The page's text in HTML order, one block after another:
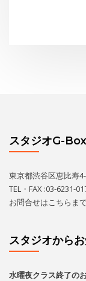
スタジオG-Box
東京都渋谷区恵比寿
TEL・FAX :03-6231-
お問合せはこちら ま
スタジオから
水曜夜クラス終了の